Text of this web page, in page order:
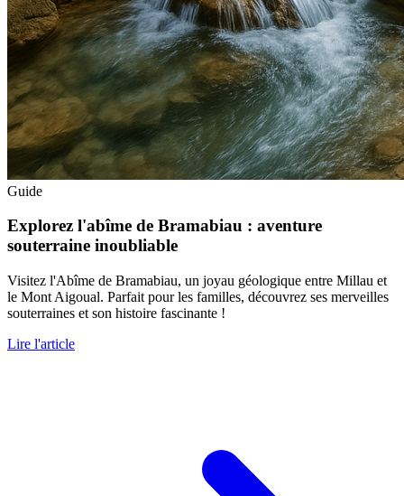
Guide
Explorez l'abîme de Bramabiau : aventure
souterraine inoubliable
Visitez l'Abîme de Bramabiau, un joyau géologique entre Millau et
le Mont Aigoual. Parfait pour les familles, découvrez ses merveilles
souterraines et son histoire fascinante !
Lire l'article